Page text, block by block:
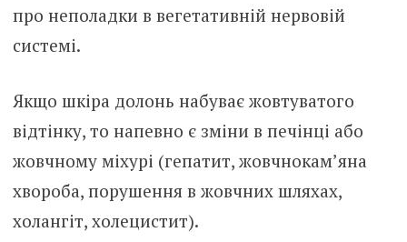
про неполадки в вегетативній нервовій
системі.
Якщо шкіра долонь набуває жовтуватого
відтінку, то напевно є зміни в печінці або
жовчному міхурі (гепатит, жовчнокам’яна
хвороба, порушення в жовчних шляхах,
холангіт, холецистит).